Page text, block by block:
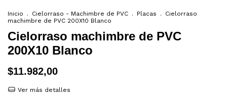
Inicio . Cielorraso - Machimbre de PVC . Placas .
Cielorraso
machimbre de PVC 200X10 Blanco
Cielorraso machimbre de PVC
200X10 Blanco
$11.982,00
Ver más detalles